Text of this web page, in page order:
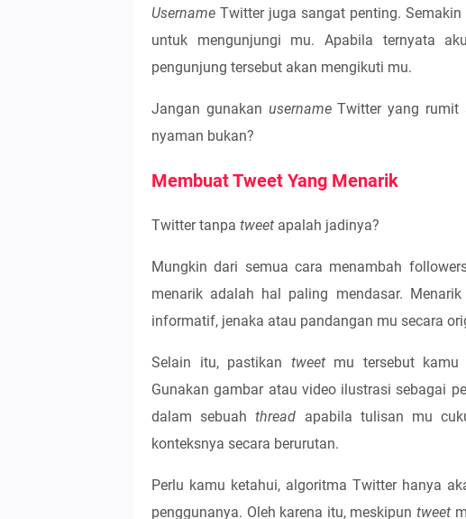
Username Twitter juga sangat penting.
untuk mengunjungi mu. Apabila ternyata
pengunjung tersebut akan mengikuti mu.
Jangan gunakan usernameTwitter yang rumit
nyaman bukan?
Membuat Tweet Yang Menarik
Twitter tanpa tweet apalah jadinya?
Mungkin dari semua cara menambah
menarik adalah hal paling mendasar.
informatif, jenaka atau pandangan mu secara
Selain itu, pastikan tweet mu tersebut kamu
Gunakan gambar atau video ilustrasi sebagai
dalam sebuahthread apabila tulisan mu
konteksnya secara berurutan.
Perlu kamu ketahui, algoritma Twitter hanya
penggunanya. Oleh karena itu, meskipun tweet